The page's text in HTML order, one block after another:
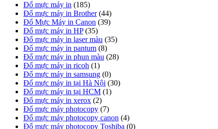
Đổ mực máy in (185)
Đổ mực máy in Brother (44)
Đổ Mực Máy in Canon (39)
Đổ mực máy in HP (35)
Đổ mực máy in laser màu (35)
Đổ mực máy in pantum (8)
Đổ mực máy in phun màu (28)
Đổ mực máy in ricoh (1)
Đổ mực máy in samsung (0)
Đổ mực máy in tại Hà Nội (30)
Đổ mực máy in tại HCM (1)
Đổ mực máy in xerox (2)
Đổ mực máy photocopy (7)
Đổ mực máy photocopy canon (4)
Đổ mực máy photocopy Toshiba (0)